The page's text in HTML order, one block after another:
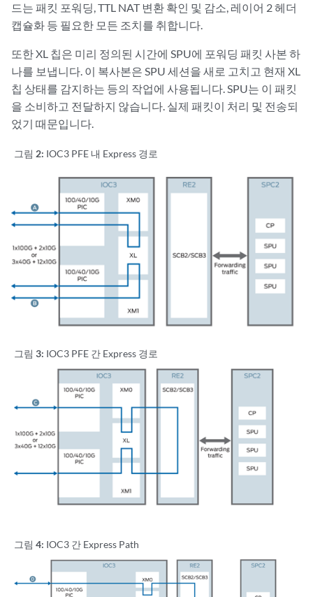
드는 패킷 포워딩, TTL NAT 변환 확인 및 감소, 레이어 2 헤더
캡슐화 등 필요한 모든 조치를 취합니다.
또한 XL 칩은 미리 정의된 시간에 SPU에 포워딩 패킷 사본 하
나를 보냅니다. 이 복사본은 SPU 세션을 새로 고치고 현재 XL
칩 상태를 감지하는 등의 작업에 사용됩니다. SPU는 이 패킷
을 소비하고 전달하지 않습니다. 실제 패킷이 처리 및 전송되
었기 때문입니다.
그림 2: IOC3 PFE 내 Express 경로
그림 3: IOC3 PFE 간 Express 경로
그림 4: IOC3 간 Express Path